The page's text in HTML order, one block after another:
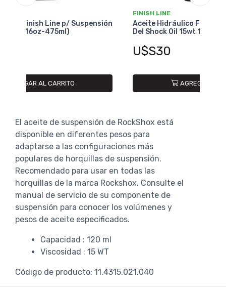
Aceite Hidráulico Finish Line p/ Suspensión
Del Shock Oil 15wt 16oz-475ml
El aceite de suspensión de RockShox está
disponible en diferentes pesos para
adaptarse a las configuraciones más
populares de horquillas de suspensión.
Recomendado para usar en todas las
horquillas de la marca Rockshox. Consulte el
manual de servicio de su componente de
suspensión para conocer los volúmenes y
pesos de aceite especificados.
Capacidad : 120 ml
Viscosidad : 15 WT
Código de producto: 11.4315.021.040